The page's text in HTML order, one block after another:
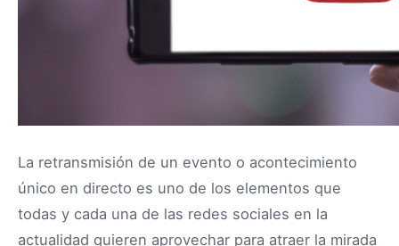
La retransmisión de un evento o acontecimiento
único en directo es uno de los elementos que
todas y cada una de las redes sociales en la
actualidad quieren aprovechar para atraer la mirada